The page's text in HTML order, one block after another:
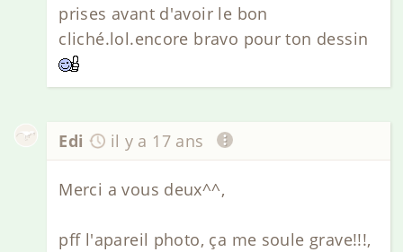
prises avant d'avoir le bon
cliché.lol.encore bravo pour ton dessin
Edi il y a 17 ans
Merci a vous deux^^,
pff l'apareil photo, ça me soule grave!!!,